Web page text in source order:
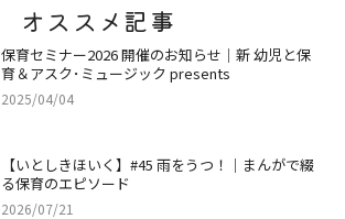
オススメ記事
保育セミナー2026 開催のお知らせ｜新 幼児と保
育＆アスク･ミュージック presents
2025/04/04
【いとしきほいく】#45 雨をうつ！｜まんがで綴
る保育のエピソード
2026/07/21